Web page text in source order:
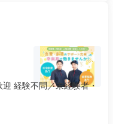
経験不問／未経験者・